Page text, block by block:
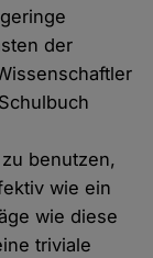
der
benutzen,
wie ein
wie diese
triviale